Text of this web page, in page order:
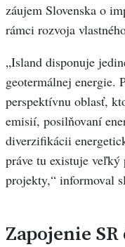
záujem Slovenska o
rámci rozvoja
„Island disponuje
geotermálnej energie.
perspektívnu oblasť,
emisií, posilňovaní
diverzifikácii
práve tu existuje veľký
projekty,“ informoval
Zapojenie